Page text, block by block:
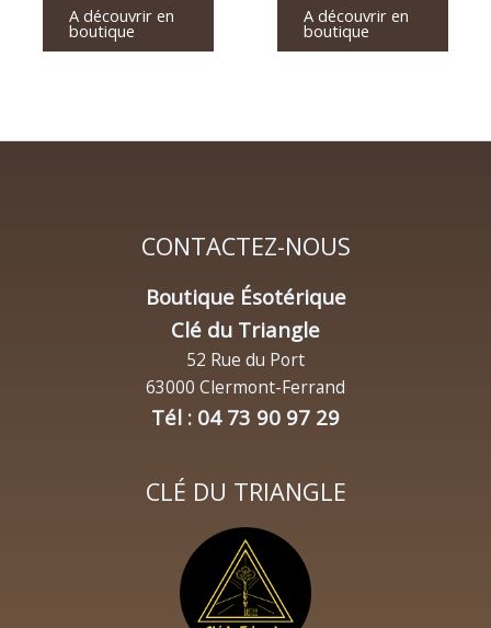
A découvrir en
boutique
A découvrir en
boutique
CONTACTEZ-NOUS
Boutique Ésotérique
Clé du Triangle
52 Rue du Port
63000 Clermont-Ferrand
Tél : 04 73 90 97 29
CLÉ DU TRIANGLE